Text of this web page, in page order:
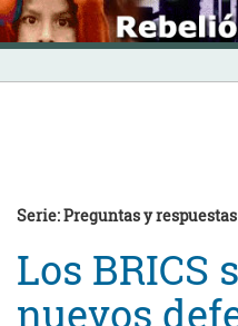
Skip
to
content
INICIO
Serie: Preguntas y
Los BRICS
nuevos